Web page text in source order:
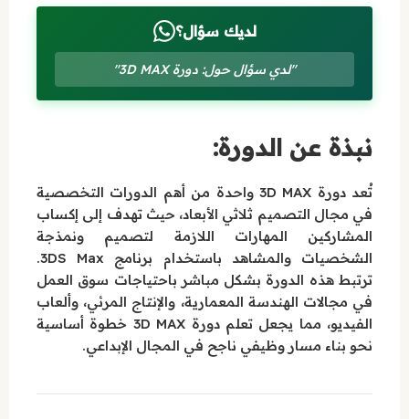
لديك سؤال؟
"لدي سؤال حول: دورة 3D MAX"
نبذة عن الدورة:
تُعد دورة 3D MAX واحدة من أهم الدورات التخصصية
في مجال التصميم ثلاثي الأبعاد، حيث تهدف إلى إكساب
المشاركين المهارات اللازمة لتصميم ونمذجة
الشخصيات والمشاهد باستخدام برنامج 3DS Max.
ترتبط هذه الدورة بشكل مباشر باحتياجات سوق العمل
في مجالات الهندسة المعمارية، والإنتاج المرئي، وألعاب
الفيديو، مما يجعل تعلم دورة 3D MAX خطوة أساسية
نحو بناء مسار وظيفي ناجح في المجال الإبداعي.